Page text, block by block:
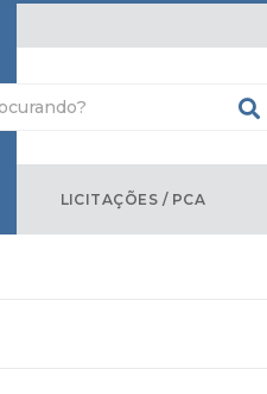
LICITAÇÕES / PCA